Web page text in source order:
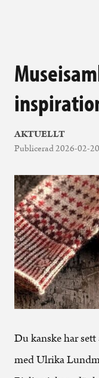
AKTUELLT
Publicerad 2026-02-
Du kanske har
med Ulrika